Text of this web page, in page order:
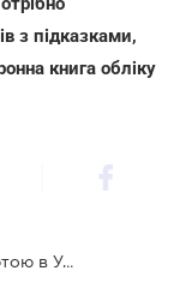
з підказками,
книга обліку
Оподаткування операцій з криптовалютою в Україні: позиція ДПС